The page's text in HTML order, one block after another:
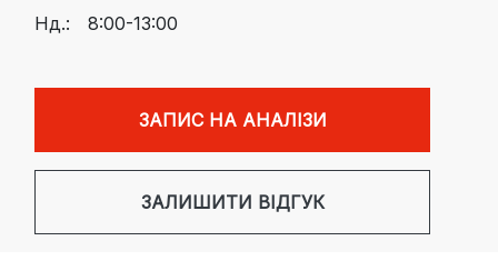
Нд.:
8:00-13:00
ЗАПИС НА АНАЛІЗИ
ЗАЛИШИТИ ВІДГУК